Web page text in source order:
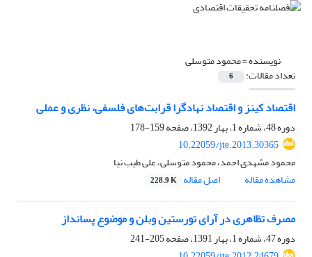
نویسنده =محمود متوسلی
تعداد مقالات: 6
اقتصاد کینز و اقتصاد نهادگرا قرابت‌های فلسفی، نظری و عملی
دوره 48، شماره 1، بهار 1392، صفحه
159-178
10.22059/jte.2013.30365
محمود مشهدی احمد، محمود متوسلی، علی طیب نیا
مشاهده مقاله
اصل مقاله 228.9 K
مصرف تظاهری در آرای تورستین وبلن و موضوع پس‎انداز
دوره 47، شماره 1، بهار 1391، صفحه
205-241